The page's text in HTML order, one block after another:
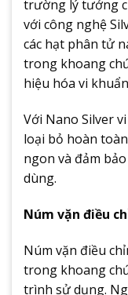
trường lý tưởng
với công nghệ
các hạt phân tử
trong khoang
hiệu hóa vi
Với Nano Silver
loại bỏ hoàn
ngon và đảm
dùng.
Núm vặn điều
Núm vặn điều
trong khoang
trình sử dụng.